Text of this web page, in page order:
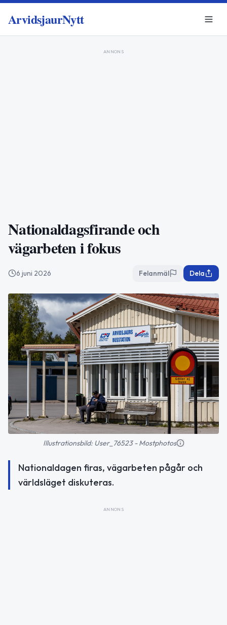
ArvidsjaurNytt
ANNONS
Nationaldagsfirande och
vägarbeten i fokus
6 juni 2026 Felanmäl Dela
Illustrationsbild: User_76523 - Mostphotos
Nationaldagen firas, vägarbeten pågår och
världsläget diskuteras.
ANNONS